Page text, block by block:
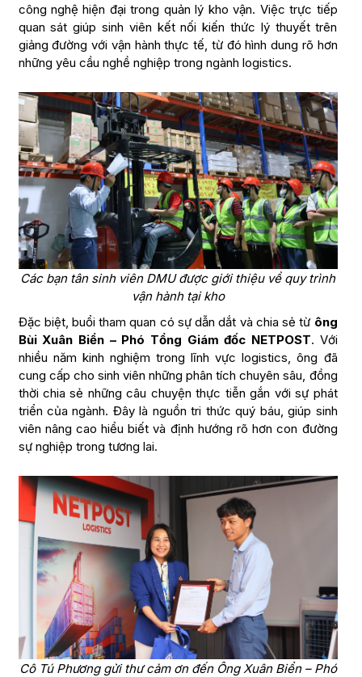
công nghệ hiện đại trong quản lý kho vận. Việc trực tiếp
quan sát giúp sinh viên kết nối kiến thức lý thuyết trên
giảng đường với vận hành thực tế, từ đó hình dung rõ hơn
những yêu cầu nghề nghiệp trong ngành logistics.
Các bạn tân sinh viên DMU được giới thiệu về quy trình
vận hành tại kho
Đặc biệt, buổi tham quan có sự dẫn dắt và chia sẻ từ ông
Bùi Xuân Biển – Phó Tổng Giám đốc NETPOST. Với
nhiều năm kinh nghiệm trong lĩnh vực logistics, ông đã
cung cấp cho sinh viên những phân tích chuyên sâu, đồng
thời chia sẻ những câu chuyện thực tiễn gắn với sự phát
triển của ngành. Đây là nguồn tri thức quý báu, giúp sinh
viên nâng cao hiểu biết và định hướng rõ hơn con đường
sự nghiệp trong tương lai.
Cô Tú Phương gửi thư cảm ơn đến Ông Xuân Biển – Phó